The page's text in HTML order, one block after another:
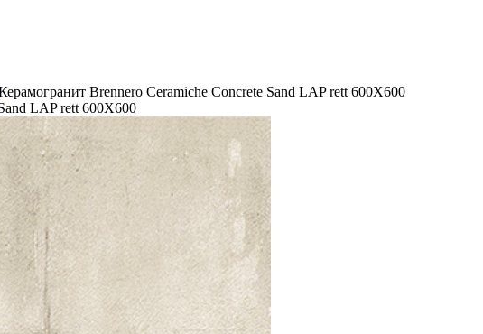
Brennero Ceramiche Concrete Sand LAP rett 600X600
LAP rett 600X600